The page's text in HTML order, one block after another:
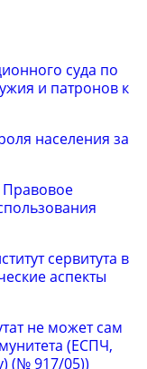
суда по
и патронов к
населения за
Правовое
сервитута в
аспекты
не может сам
(ЕСПЧ,
(№ 917/05))